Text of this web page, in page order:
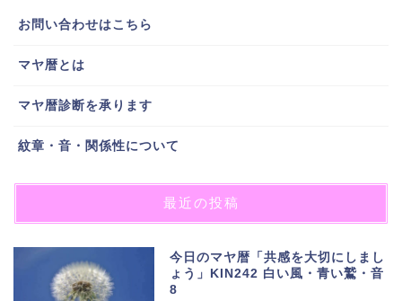
お問い合わせはこちら
マヤ暦とは
マヤ暦診断を承ります
紋章・音・関係性について
最近の投稿
今日のマヤ暦「共感を大切にしまし
ょう」KIN242 白い風・青い鷲・音
8